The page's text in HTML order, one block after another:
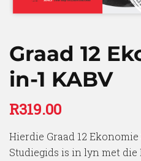
Graad 12
in-1 KABV
R319.00
Hierdie Graad 12
Studiegids is in lyn met